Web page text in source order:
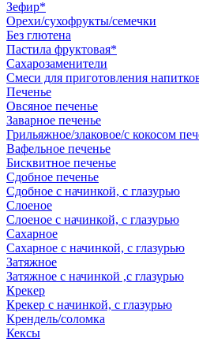
Зефир*
Орехи/сухофрукты/семечки
Без глютена
Пастила фруктовая*
Сахарозаменители
Смеси для приготовления
Печенье
Овсяное печенье
Заварное печенье
Грильяжное/злаковое/с кокосом
Вафельное печенье
Бисквитное печенье
Сдобное печенье
Сдобное с начинкой, с глазурью
Слоеное
Слоеное с начинкой, с глазурью
Сахарное
Сахарное с начинкой, с глазурью
Затяжное
Затяжное с начинкой ,с глазурью
Крекер
Крекер с начинкой, с глазурью
Крендель/соломка
Кексы